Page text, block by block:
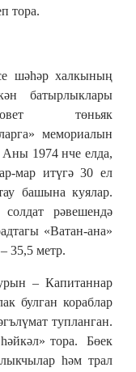
тора.
шәһәр халкының
батырлыклары
төньяк
мемориалын
1974 нче елда,
мар итүгә 30 ел
башына куялар.
рәвешендә
«Ватан-ана»
35,5 метр.
– Капитаннар
булган кораблар
тупланган.
тора. Бөек
һәм трал